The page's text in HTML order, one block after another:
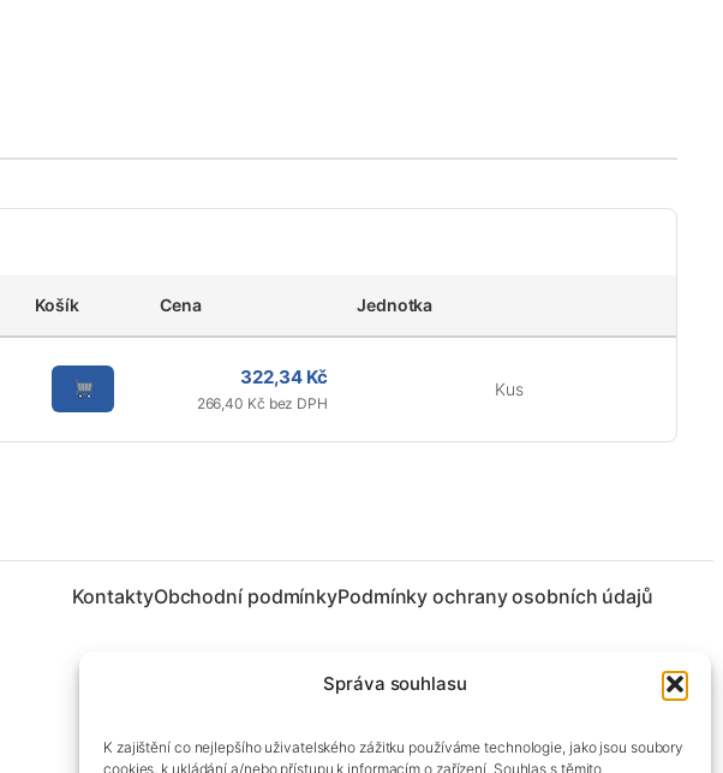
Správa souhlasu
K zajištění co nejlepšího uživatelského zážitku používáme technologie, jako jsou soubory
cookies, k ukládání a/nebo přístupu k informacím o zařízení. Souhlas s těmito
Košík Cena Jednotka
322,34 Kč
266,40 Kč bez DPH
Kus
KontaktyObchodní podmínkyPodmínky ochrany osobních údajů